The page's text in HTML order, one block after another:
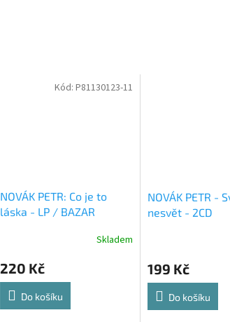
NOVÁK PETR: Co je to
láska - LP / BAZAR
Skladem
220 Kč
Do košíku
Kód: P81130123-11
NOVÁK PETR -
nesvět - 2CD
199 Kč
Do košíku